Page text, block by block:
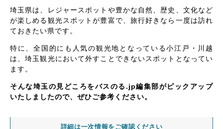
埼玉県は、レジャースポットや豊かな自然、歴史、文化など
が楽しめる観光スポットが豊富で、旅行好きなら一度は訪れ
ておきたい県です。
特に、全国的にも人気の観光地となっている小江戸・川越
は、埼玉観光において外すことできないスポットとなってい
ます。
そんな埼玉の見どころをバスのる.jp編集部がピックアップ
いたしましたので、ぜひご参考ください。
詳細は一次情報をご確認ください